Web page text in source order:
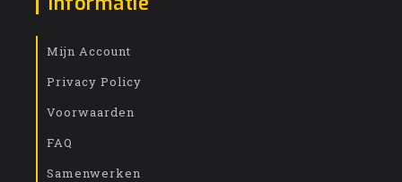
Mijn Account
Privacy Policy
Voorwaarden
FAQ
Samenwerken